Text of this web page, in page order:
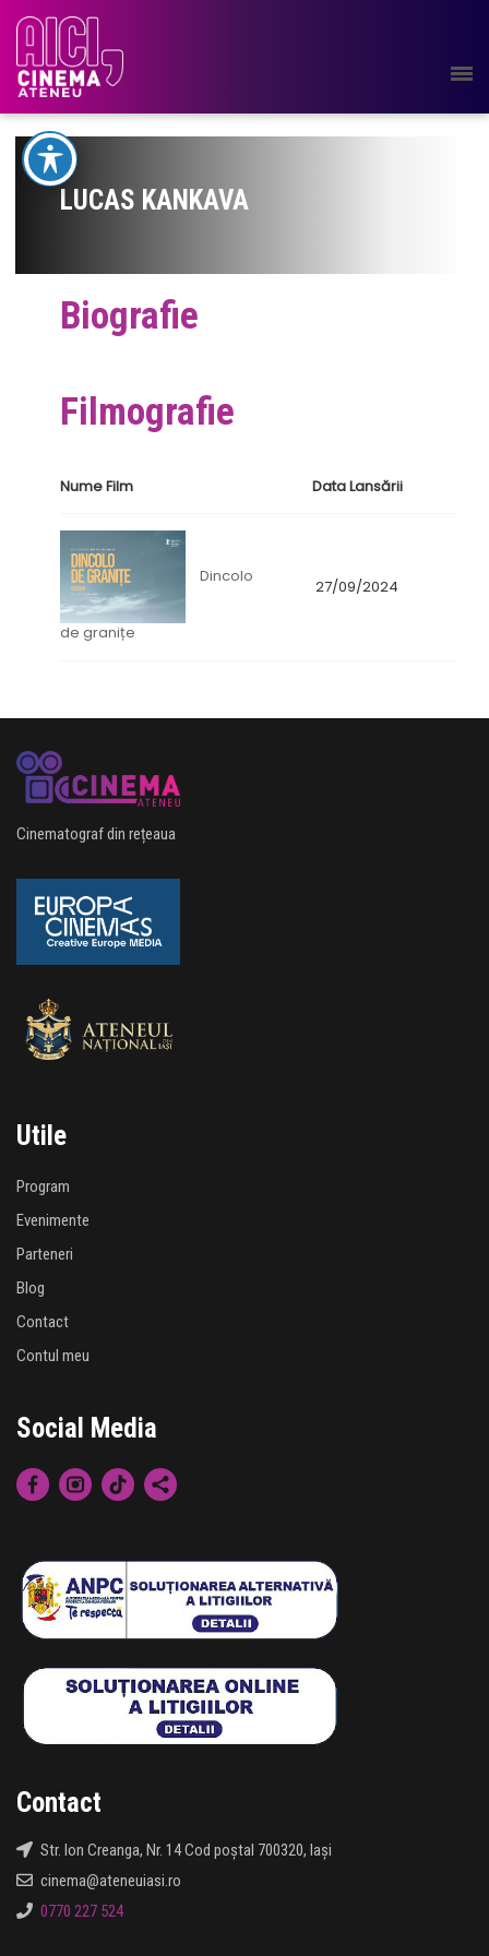
LUCAS KANKAVA
Biografie
Filmografie
Nume Film Data Lansării
Dincolo
de granițe
27/09/2024
Cinematograf din rețeaua
Utile
Program
Evenimente
Parteneri
Blog
Contact
Contul meu
Social Media
Contact
Str. Ion Creanga, Nr. 14 Cod poștal 700320, Iași
cinema@ateneuiasi.ro
0770 227 524